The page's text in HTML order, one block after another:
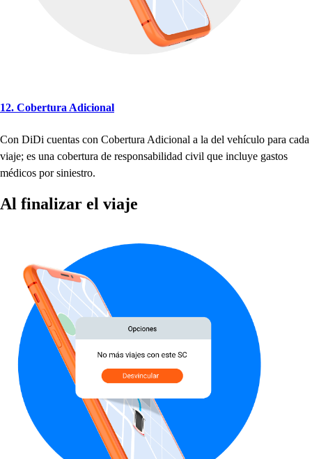
12. Cobertura Adicional
Con DiDi cuentas con Cobertura Adicional a la del vehículo para cada
viaje; es una cobertura de responsabilidad civil que incluye gastos
médicos porsiniestro.
Al finalizar el viaje